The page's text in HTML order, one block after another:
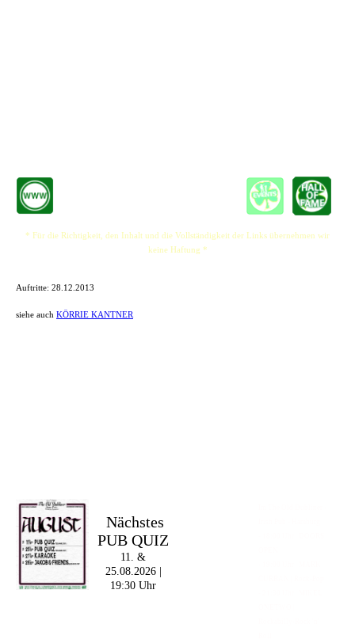
* Für die Richtigkeit, den Inhalt und die Vollständigkeit der Links übernehmen wir
keine Haftung *
Auftritte: 28.12.2013
siehe auch KÖRRIE KANTNER
Nächstes
PUB QUIZ
11. &
25.08.2026 |
19:30 Uhr